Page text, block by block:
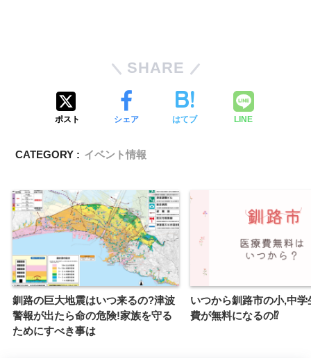
SHARE
ポスト シェア はてブ LINE
CATEGORY : イベント情報
釧路の巨大地震はいつ来るの?津波
警報が出たら命の危険!家族を守る
ためにすべき事は
いつから釧路市の小,中学
費が無料になるの⁉